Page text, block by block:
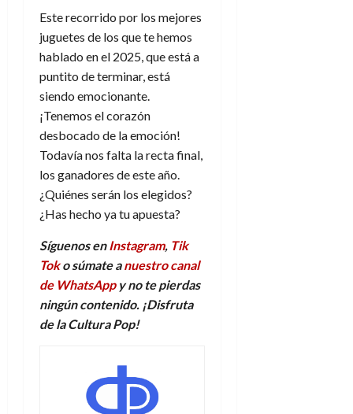
Este recorrido por los mejores
juguetes de los que te hemos
hablado en el 2025, que está a
puntito de terminar, está
siendo emocionante.
¡Tenemos el corazón
desbocado de la emoción!
Todavía nos falta la recta final,
los ganadores de este año.
¿Quiénes serán los elegidos?
¿Has hecho ya tu apuesta?
Síguenos en Instagram, Tik
Toko súmate anuestro canal
de WhatsAppy no te pierdas
ningún contenido. ¡Disfruta
de la Cultura Pop!